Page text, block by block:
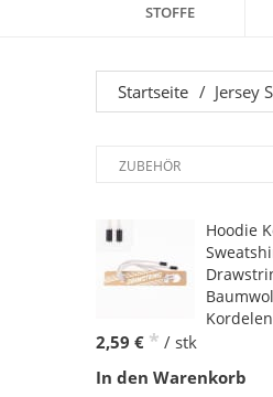
STOFFE
Startseite / Jersey
ZUBEHÖR
Hoodie
2,59 € * / stk
In den Warenkorb